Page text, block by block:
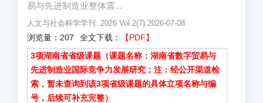
易与先进制造业整体震...
人文与社会科学学刊. 2026 Vol.2(7) 2026-07-08
浏览量：207 全文下载：
【PDF】
3项湖南省省级课题（课题名称：湖南省数字贸易与
先进制造业国际竞争力发展研究；注：经公开渠道检
索，暂未查询到该3项省级课题的具体立项名称与编
号，后续可补充完整）